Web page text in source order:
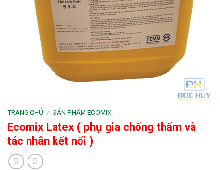
TRANG CHỦ / SẢN PHẨM ECOMIX
Ecomix Latex ( phụ gia chống thấm và
tác nhân kết nối )